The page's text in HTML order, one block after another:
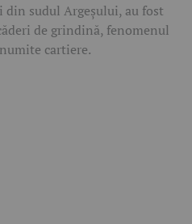
sudul Argeșului, au fost
de grindină, fenomenul
cartiere.